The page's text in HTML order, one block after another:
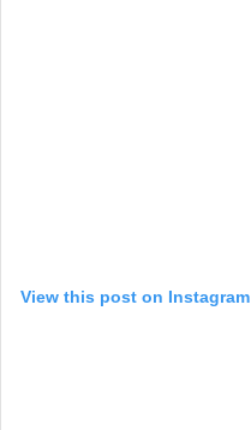
View this post on Instagram